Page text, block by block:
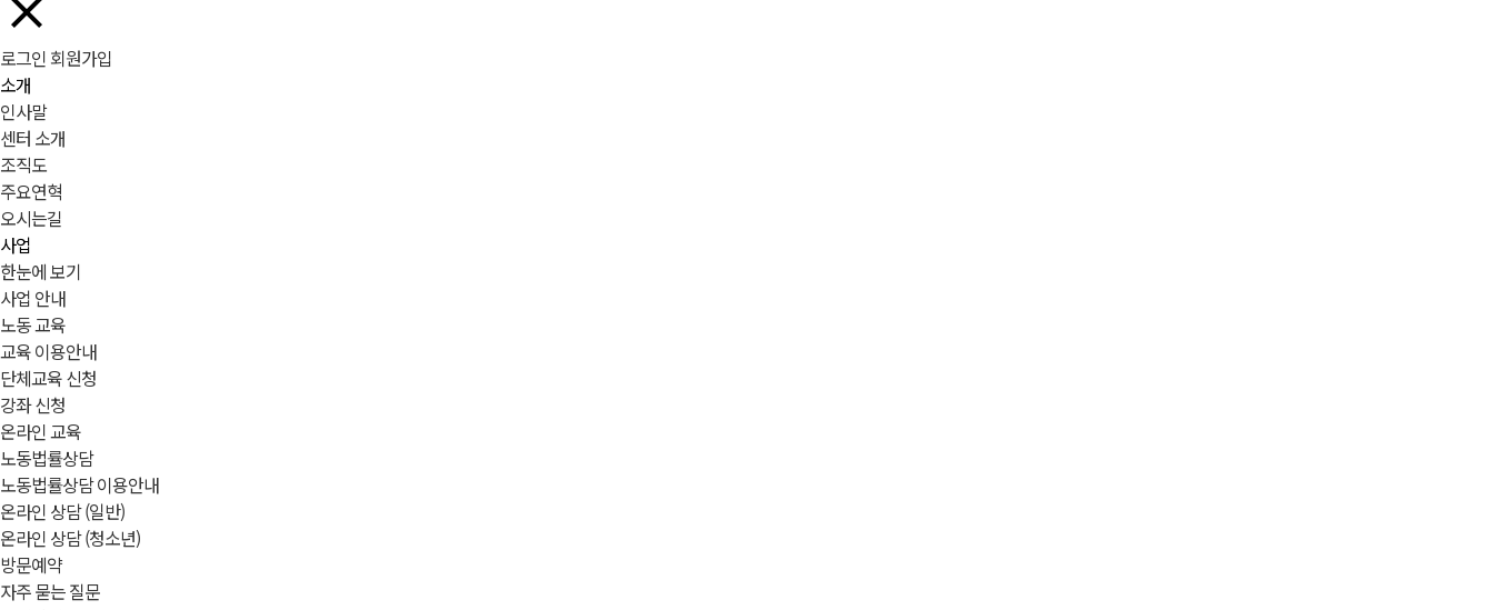
로그인 회원가입
소개
인사말
센터 소개
조직도
주요연혁
오시는길
사업
한눈에 보기
사업 안내
노동 교육
교육 이용안내
단체교육 신청
강좌 신청
온라인 교육
노동법률상담
노동법률상담 이용안내
온라인 상담 (일반)
온라인 상담 (청소년)
방문예약
자주 묻는 질문